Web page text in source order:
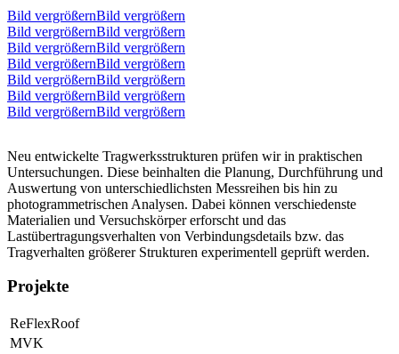
Bild vergrößernBild vergrößern
Bild vergrößernBild vergrößern
Bild vergrößernBild vergrößern
Bild vergrößernBild vergrößern
Bild vergrößernBild vergrößern
Bild vergrößernBild vergrößern
Bild vergrößernBild vergrößern
Neu entwickelte Tragwerksstrukturen prüfen wir in praktischen
Untersuchungen. Diese beinhalten die Planung, Durchführung und
Auswertung von unterschiedlichsten Messreihen bis hin zu
photogrammetrischen Analysen. Dabei können verschiedenste
Materialien und Versuchskörper erforscht und das
Lastübertragungsverhalten von Verbindungsdetails bzw. das
Tragverhalten größerer Strukturen experimentell geprüft werden.
Projekte
ReFlexRoof
MVK